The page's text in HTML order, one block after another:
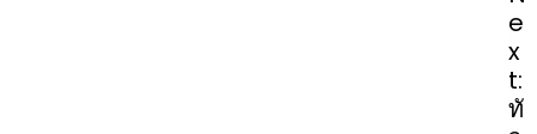
e
x
t:
ทั